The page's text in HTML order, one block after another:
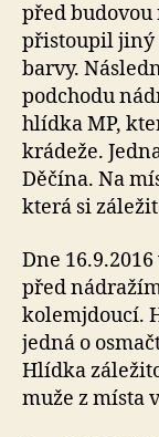
před
přistoupil jiný
barvy.
podchodu
hlídka MP,
krádeže.
Děčína. Na
která si
Dne
před
kolemjdoucí.
jedná o
Hlídka
muže z místa